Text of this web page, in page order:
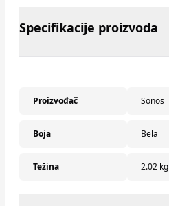
Specifikacije proizvoda
Proizvođač Sonos
Boja Bela
Težina 2.02 kg